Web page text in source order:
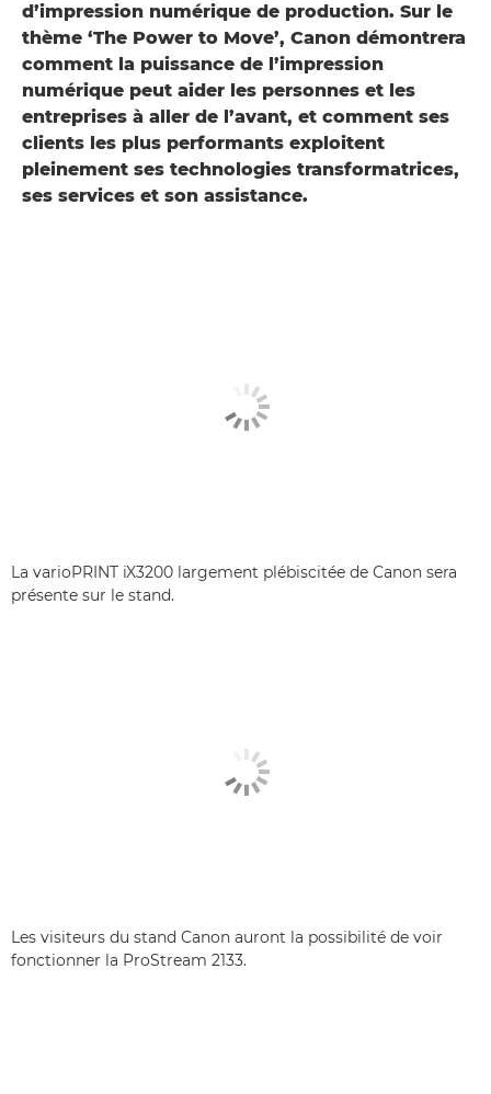
d’impression numérique de production. Sur le
thème ‘The Power to Move’, Canon démontrera
comment la puissance de l’impression
numérique peut aider les personnes et les
entreprises à aller de l’avant, et comment ses
clients les plus performants exploitent
pleinement ses technologies transformatrices,
ses services et son assistance.
La varioPRINT iX3200 largement plébiscitée de Canon sera
présente sur le stand.
Les visiteurs du stand Canon auront la possibilité de voir
fonctionner la ProStream 2133.